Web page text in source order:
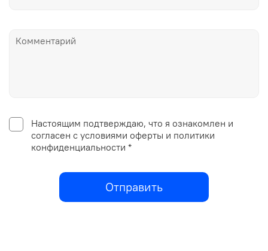
Настоящим подтверждаю, что я ознакомлен и
согласен с условиями оферты и политики
конфиденциальности *
Отправить